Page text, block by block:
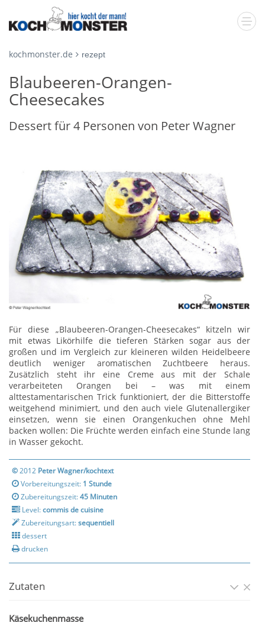
kochmonster.de rezept
Blaubeeren-Orangen-
Cheesecakes
Dessert für 4 Personen von Peter Wagner
Für diese „Blaubeeren-Orangen-Cheesecakes“ kitzeln wir
mit etwas Likörhilfe die tieferen Stärken sogar aus der
großen und im Vergleich zur kleineren wilden Heidelbeere
deutlich weniger aromatischen Zuchtbeere heraus.
Zusätzlich steht ihr eine Creme aus mit der Schale
verarbeiteten Orangen bei – was mit einem
alttestamentarischen Trick funktioniert, der die Bitterstoffe
weitgehend minimiert, und den auch viele Glutenallergiker
einsetzen, wenn sie einen Orangenkuchen ohne Mehl
backen wollen: Die Früchte werden einfach eine Stunde lang
in Wasser gekocht.
©2012 Peter Wagner/kochtext
Vorbereitungszeit: 1 Stunde
Zubereitungszeit:45 Minuten
Level:commis de cuisine
Zubereitungsart:sequentiell
dessert
drucken
Zutaten
Käsekuchenmasse